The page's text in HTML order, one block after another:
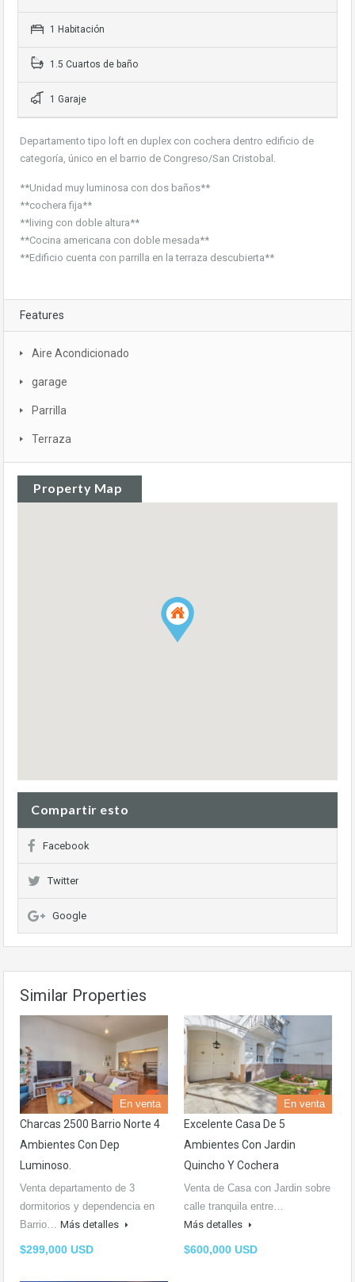
1 Habitación
1.5 Cuartos de baño
1 Garaje
Departamento tipo loft en duplex con cochera dentro edificio de
categoría, único en el barrio de Congreso/San Cristobal.
**Unidad muy luminosa con dos baños**
**cochera fija**
**living con doble altura**
**Cocina americana con doble mesada**
**Edificio cuenta con parrilla en la terraza descubierta**
Features
Aire Acondicionado
garage
Parrilla
Terraza
Property Map
Compartir esto
Facebook
Twitter
Google
Similar Properties
En venta
Charcas 2500 Barrio Norte 4
Ambientes Con Dep
Luminoso.
Venta departamento de 3
dormitorios y dependencia en
Barrio… Más detalles
$299,000 USD
En venta
Excelente Casa De 5
Ambientes Con Jardin
Quincho Y Cochera
Venta de Casa con Jardin sobre
calle tranquila entre…
Más detalles
$600,000 USD